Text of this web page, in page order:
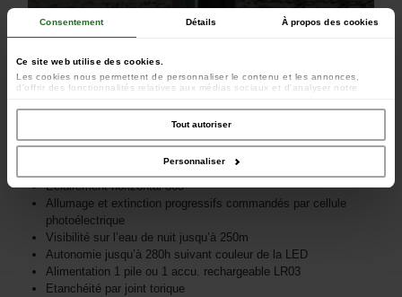
Consentement Détails À propos des cookies
Ce site web utilise des cookies.
Les cookies nous permettent de personnaliser le contenu et les annonces,
d'offrir des fonctionnalités relatives aux médias sociaux et d'analyser notre
avec nos partenaires de médias sociaux, de publicité et d'analyse, qui peuvent
combiner celles-ci avec d'autres informations que vous leur avez fournies ou
qu'ils ont collectées lors de votre utilisation de leurs services.
Tout autoriser
Personnaliser
Eclairement horizontal 360°
Allumage et extinction progressifs commandés par cellule
photoélectrique
Visibilité sur l’eau de nuit jusqu’à 250m
Autonomie jusqu’à 280h suivant couleur de la LED
Alimentation 1 pile ou 1 accu. rechargeable LR03
Etanchéité par joint torique